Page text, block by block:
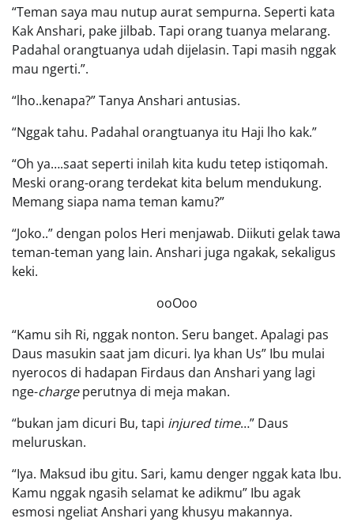
“Teman saya mau nutup aurat sempurna. Seperti kata
Kak Anshari, pake jilbab. Tapi orang tuanya melarang.
Padahal orangtuanya udah dijelasin. Tapi masih nggak
mau ngerti.”.
“lho..kenapa?” Tanya Anshari antusias.
“Nggak tahu. Padahal orangtuanya itu Haji lho kak.”
“Oh ya….saat seperti inilah kita kudu tetep istiqomah.
Meski orang-orang terdekat kita belum mendukung.
Memang siapa nama teman kamu?”
“Joko..” dengan polos Heri menjawab. Diikuti gelak tawa
teman-teman yang lain. Anshari juga ngakak, sekaligus
keki.
ooOoo
“Kamu sih Ri, nggak nonton. Seru banget. Apalagi pas
Daus masukin saat jam dicuri. Iya khan Us” Ibu mulai
nyerocos di hadapan Firdaus dan Anshari yang lagi
nge-chargeperutnya di meja makan.
“bukan jam dicuri Bu, tapi injured time…” Daus
meluruskan.
“Iya. Maksud ibu gitu. Sari, kamu denger nggak kata Ibu.
Kamu nggak ngasih selamat ke adikmu” Ibu agak
esmosi ngeliat Anshari yang khusyu makannya.